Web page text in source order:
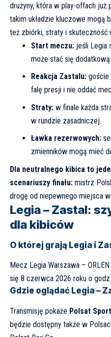
drużyny, która w play-offach już
takim układzie kluczowe mogą
też zbiórki, straty i skuteczność
Start meczu:jeśli Legia
może stać się
Reakcja Zastalu:goście
falę presji i nie oddać
Straty:w finale każda
w rundzie zasadniczej.
Ławka rezerwowych:
zmienników mogą mieć
Dla neutralnego kibica to
scenariuszy finału: mistrz
drogę od niepewnego miejsca
Legia – Zastal:
dla kibiców
O której grają Legia i
Mecz Legia Warszawa –
się 8 czerwca 2026 roku o godz.
Gdzie oglądać Legia –
Transmisję pokaże Polsat
będzie dostępny także w